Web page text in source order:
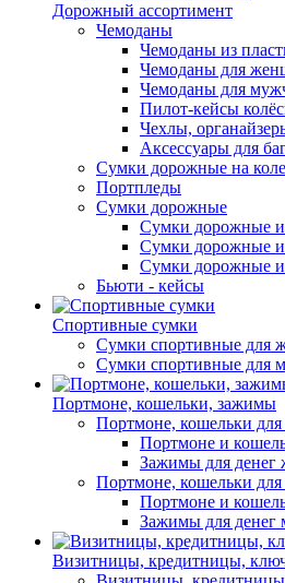
Дорожный ассортимент
Чемоданы
Чемоданы из
Чемоданы для
Чемоданы для
Пилот-кейсы
Чехлы,
Аксессуары для
Сумки дорожные на
Портпледы
Сумки дорожные
Сумки дорожные
Сумки дорожные
Сумки дорожные
Бьюти - кейсы
Спортивные сумки
Сумки спортивные для
Сумки спортивные для
Портмоне, кошельки, зажимы
Портмоне, кошельки
Портмоне и
Зажимы для денег
Портмоне, кошельки
Портмоне и
Зажимы для денег
Визитницы, кредитницы,